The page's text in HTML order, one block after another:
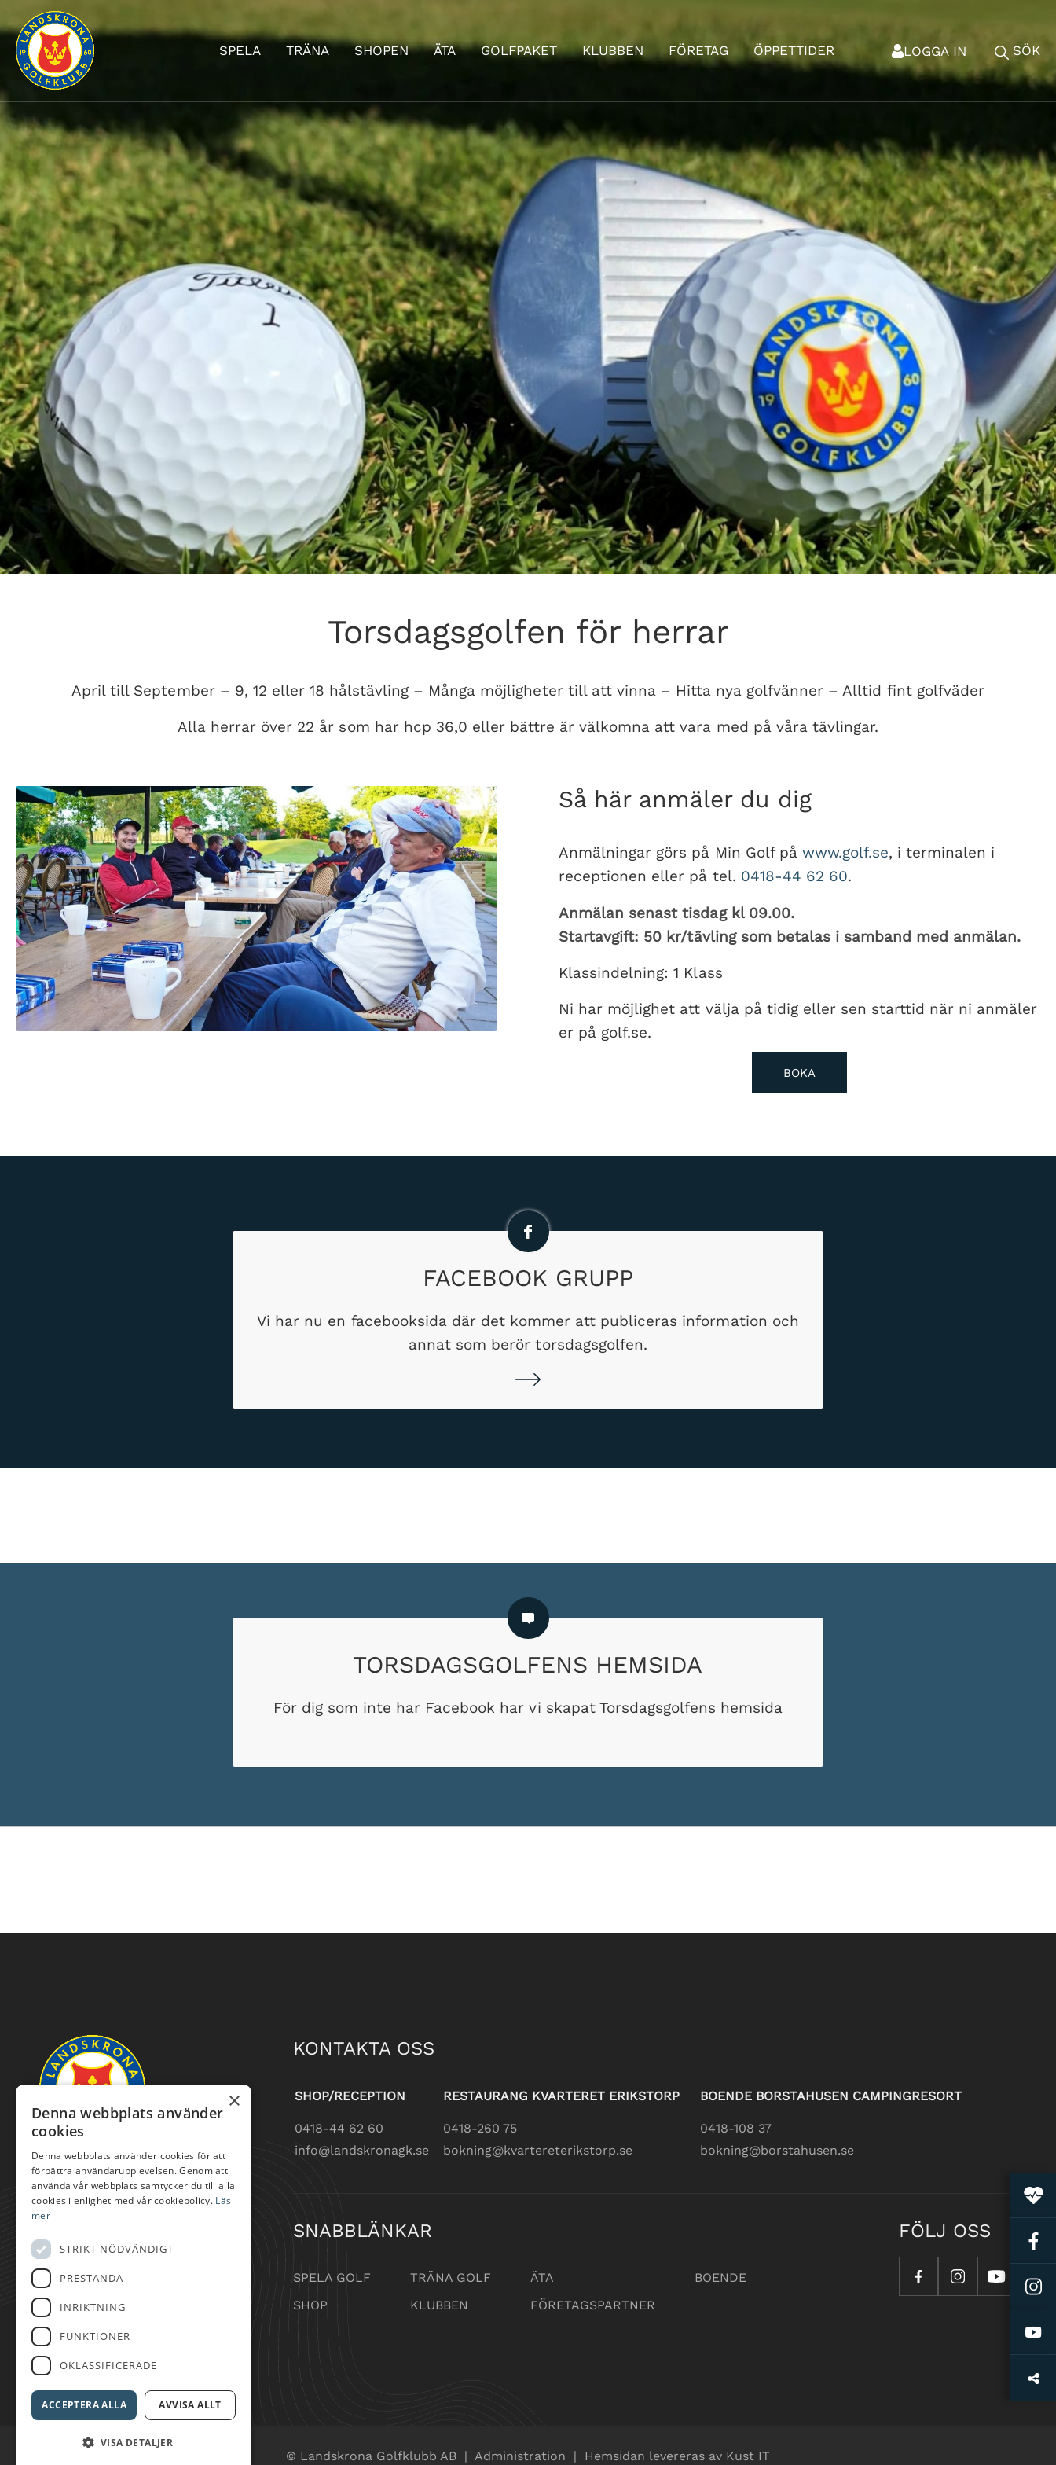
SPELA TRÄNA SHOPEN ÄTA GOLFPAKET KLUBBEN FÖRETAG ÖPPETTIDER LOGGA IN SÖK
Torsdagsgolfen för herrar
April till September – 9, 12 eller 18 hålstävling – Många möjligheter till att vinna – Hitta nya golfvänner – Alltid fint golfväder
Alla herrar över 22 år som har hcp 36,0 eller bättre är välkomna att vara med på våra tävlingar.
Så här anmäler du dig
Anmälningar görs på Min Golf på www.golf.se, i terminalen i
receptionen eller på tel. 0418-44 62 60.
Anmälan senast tisdag kl 09.00.
Startavgift: 50 kr/tävling som betalas i samband med anmälan.
Klassindelning: 1 Klass
Ni har möjlighet att välja på tidig eller sen starttid när ni anmäler
er på golf.se.
BOKA
FACEBOOK GRUPP
Vi har nu en facebooksida där det kommer att publiceras information och
annat som berör torsdagsgolfen.
TORSDAGSGOLFENS HEMSIDA
För dig som inte har Facebook har vi skapat Torsdagsgolfens hemsida
KONTAKTA OSS
SHOP/RECEPTION
0418-44 62 60
info@landskronagk.se
RESTAURANG KVARTERET ERIKSTORP
0418-260 75
bokning@kvartereterikstorp.se
BOENDE BORSTAHUSEN CAMPINGRESORT
0418-108 37
bokning@borstahusen.se
SNABBLÄNKAR
SPELA GOLF TRÄNA GOLF ÄTA
BOENDE
SHOP
KLUBBEN FÖRETAGSPARTNER
FÖLJ OSS
© Landskrona Golfklubb AB | Administration | Hemsidan levereras av Kust IT
×
Denna webbplats använder
cookies
Denna webbplats använder cookies för att
förbättra användarupplevelsen. Genom att
använda vår webbplats samtycker du till alla
cookies i enlighet med vår cookiepolicy. Läs
mer
STRIKT NÖDVÄNDIGT
PRESTANDA
INRIKTNING
FUNKTIONER
OKLASSIFICERADE
ACCEPTERA ALLA AVVISA ALLT
VISA DETALJER